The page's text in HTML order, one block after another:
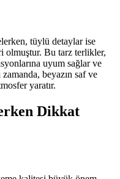
tüylü detaylar ise
olmuştur. Bu tarz terlikler,
uyum sağlar ve
beyazın saf ve
yaratır.
Dikkat